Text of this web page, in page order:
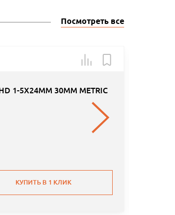
Посмотреть все
1-5X24MM 30MM METRIC
КУПИТЬ В 1 КЛИК